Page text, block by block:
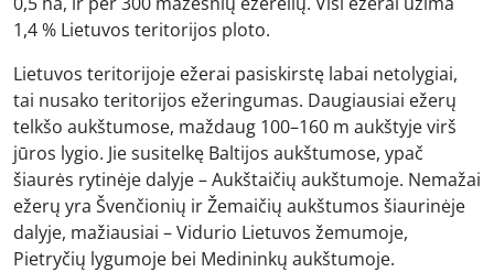
1,4 % Lietuvos teritorijos ploto.
Lietuvos teritorijoje ežerai pasiskirstę labai netolygiai,
tai nusako teritorijos ežeringumas. Daugiausiai ežerų
telkšo aukštumose, maždaug 100–160 m aukštyje virš
jūros lygio. Jie susitelkę Baltijos aukštumose, ypač
šiaurės rytinėje dalyje – Aukštaičių aukštumoje. Nemažai
ežerų yra Švenčionių ir Žemaičių aukštumos šiaurinėje
dalyje, mažiausiai – Vidurio Lietuvos žemumoje,
Pietryčių lygumoje bei Medininkų aukštumoje.